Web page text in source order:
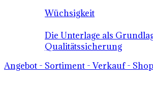
Wüchsigkeit
Die Unterlage als
Qualitätssicherung
Angebot - Sortiment - Verkauf - Shop